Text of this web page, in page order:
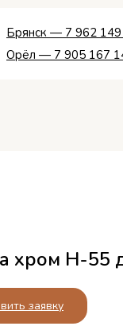
Брянск — 7 962
Орёл — 7 905 167
хром Н-55
заявку